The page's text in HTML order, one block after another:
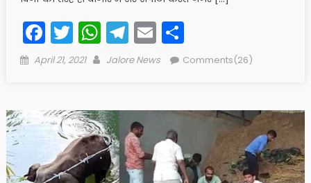
Facebook
Twitter
WhatsApp
Telegram
EmailShare
Posted
April 21, 2021 Author
Jalore News Comments(26)